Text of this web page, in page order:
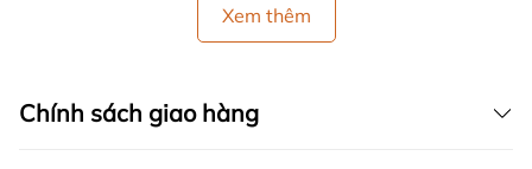
Xem thêm
Chính sách giao hàng